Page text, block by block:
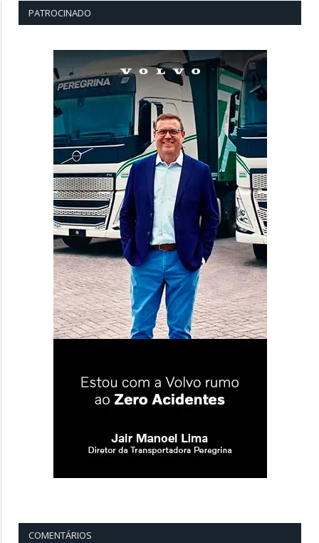
PATROCINADO
COMENTÁRIOS